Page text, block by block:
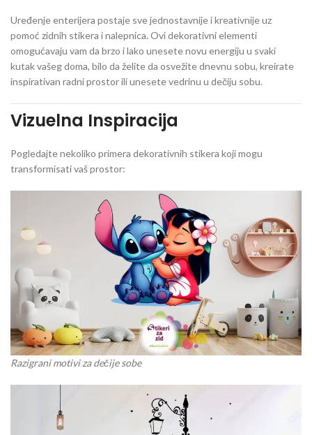
Uređenje enterijera postaje sve jednostavnije i kreativnije uz
pomoć zidnih stikera i nalepnica. Ovi dekorativni elementi
omogućavaju vam da brzo i lako unesete novu energiju u svaki
kutak vašeg doma, bilo da želite da osvežite dnevnu sobu, kreirate
inspirativan radni prostor ili unesete vedrinu u dečiju sobu.
Vizuelna Inspiracija
Pogledajte nekoliko primera dekorativnih stikera koji mogu
transformisati vaš prostor:
Razigrani motivi za dečije sobe